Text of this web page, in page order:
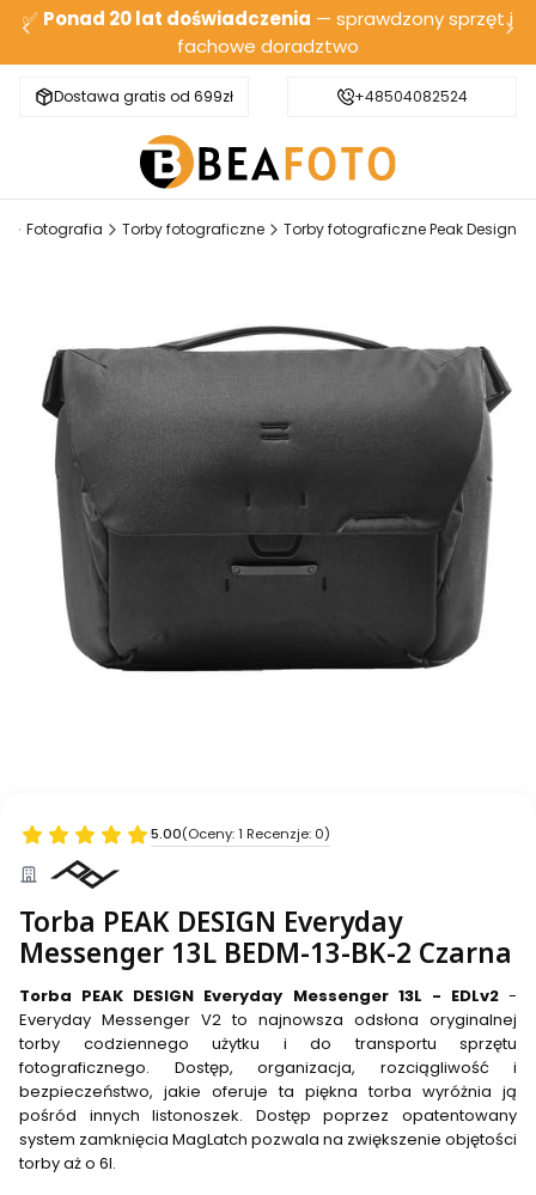
✅ Ponad 20 lat doświadczenia — sprawdzony sprzęt i
fachowe doradztwo
Dostawa gratis od 699zł Bezpieczna wysyłka
+48504082524
Fotografia Torby fotograficzne Torby fotograficzne Peak Design
5.00(Oceny: 1 Recenzje: 0)
Torba PEAK DESIGN Everyday
Messenger 13L BEDM-13-BK-2 Czarna
Torba PEAK DESIGN Everyday Messenger 13L - EDLv2-
Everyday Messenger V2 to najnowsza odsłona oryginalnej
torby codziennego użytku i do transportu sprzętu
fotograficznego. Dostęp, organizacja, rozciągliwość i
bezpieczeństwo, jakie oferuje ta piękna torba wyróżnia ją
pośród innych listonoszek. Dostęp poprzez opatentowany
system zamknięcia MagLatch pozwala na zwiększenie objętości
torby aż o 6l.